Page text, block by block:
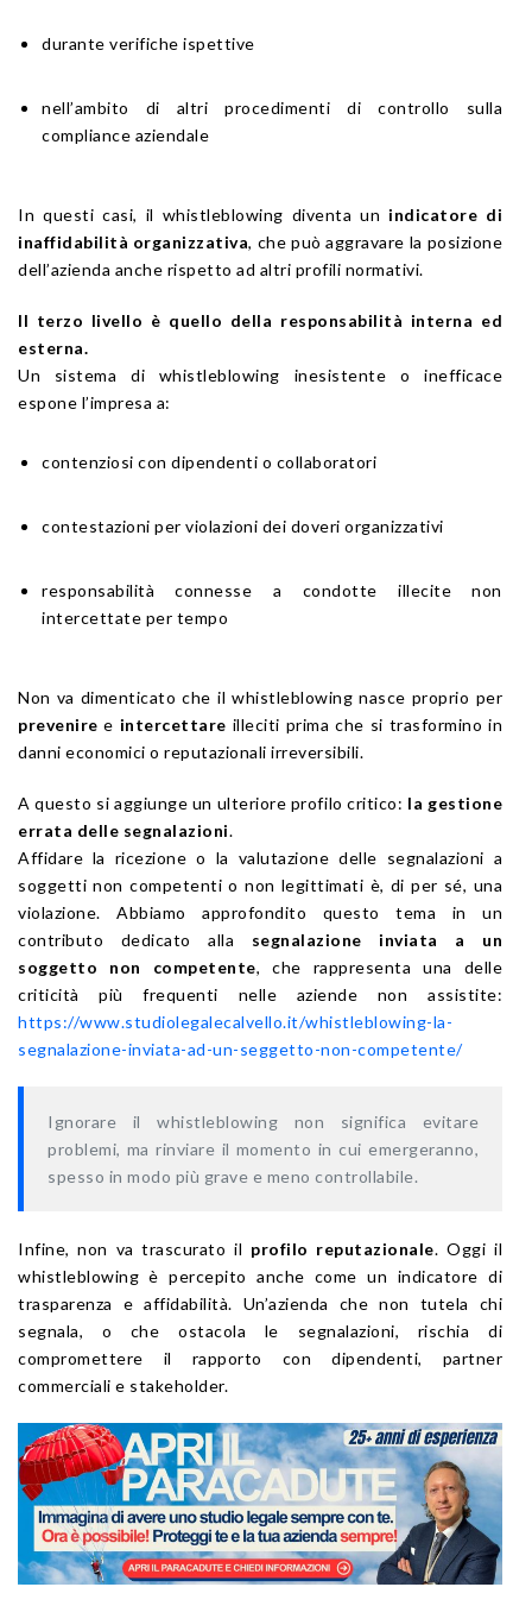
durante verifiche ispettive
nell’ambito di altri procedimenti di controllo sulla
compliance aziendale
In questi casi, il whistleblowing diventa un indicatore di
inaffidabilità organizzativa, che può aggravare la posizione
dell’azienda anche rispetto ad altri profili normativi.
Il terzo livello è quello della responsabilità interna ed
esterna.
Un sistema di whistleblowing inesistente o inefficace
espone l’impresa a:
contenziosi con dipendenti o collaboratori
contestazioni per violazioni dei doveri organizzativi
responsabilità connesse a condotte illecite non
intercettate per tempo
Non va dimenticato che il whistleblowing nasce proprio per
prevenire e intercettare illeciti prima che si trasformino in
danni economici o reputazionali irreversibili.
A questo si aggiunge un ulteriore profilo critico: la gestione
errata delle segnalazioni.
Affidare la ricezione o la valutazione delle segnalazioni a
soggetti non competenti o non legittimati è, di per sé, una
violazione. Abbiamo approfondito questo tema in un
contributo dedicato alla segnalazione inviata a un
soggetto non competente, che rappresenta una delle
criticità più frequenti nelle aziende non assistite:
https://www.studiolegalecalvello.it/whistleblowing-la-
segnalazione-inviata-ad-un-seggetto-non-competente/
Ignorare il whistleblowing non significa evitare
problemi, ma rinviare il momento in cui emergeranno,
spesso in modo più grave e meno controllabile.
Infine, non va trascurato il profilo reputazionale. Oggi il
whistleblowing è percepito anche come un indicatore di
trasparenza e affidabilità. Un’azienda che non tutela chi
segnala, o che ostacola le segnalazioni, rischia di
compromettere il rapporto con dipendenti, partner
commerciali e stakeholder.